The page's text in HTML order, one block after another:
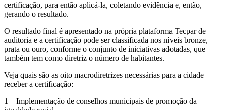
certificação, para então aplicá-la, coletando evidência e, então,
gerando o resultado.
O resultado final é apresentado na própria plataforma Tecpar de
auditoria e a certificação pode ser classificada nos níveis bronze,
prata ou ouro, conforme o conjunto de iniciativas adotadas, que
também tem como diretriz o número de habitantes.
Veja quais são as oito macrodiretrizes necessárias para a cidade
receber a certificação:
1 – Implementação de conselhos municipais de promoção da